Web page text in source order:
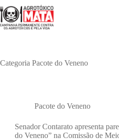
para
o
conteúdo
Categoria Pacote do Veneno
Pacote do Veneno
Senador Contarato apresenta
do Veneno” na Comissão de